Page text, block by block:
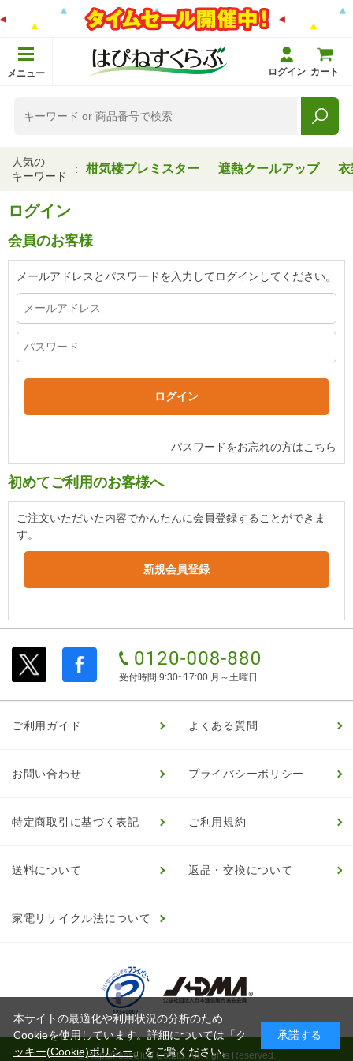
メニュー ログイン カート
人気の
キーワード
柑気楼プレミスター 遮熱クールアップ 衣
ログイン
会員のお客様
メールアドレスとパスワードを入力してログインしてください。
パスワードをお忘れの方はこちら
初めてご利用のお客様へ
ご注文いただいた内容でかんたんに会員登録することができま
す。
受付時間 9:30~17:00 月～土曜日
ご利用ガイド よくある質問
お問い合わせ プライバシーポリシー
特定商取引に基づく表記 ご利用規約
送料について 返品・交換について
家電リサイクル法について
© HappinessClub Co.Ltd. All Rights Reserved.
本サイトの最適化や利用状況の分析のため
Cookieを使用しています。詳細については「ク
ッキー(Cookie)ポリシー」をご覧ください。
承諾する